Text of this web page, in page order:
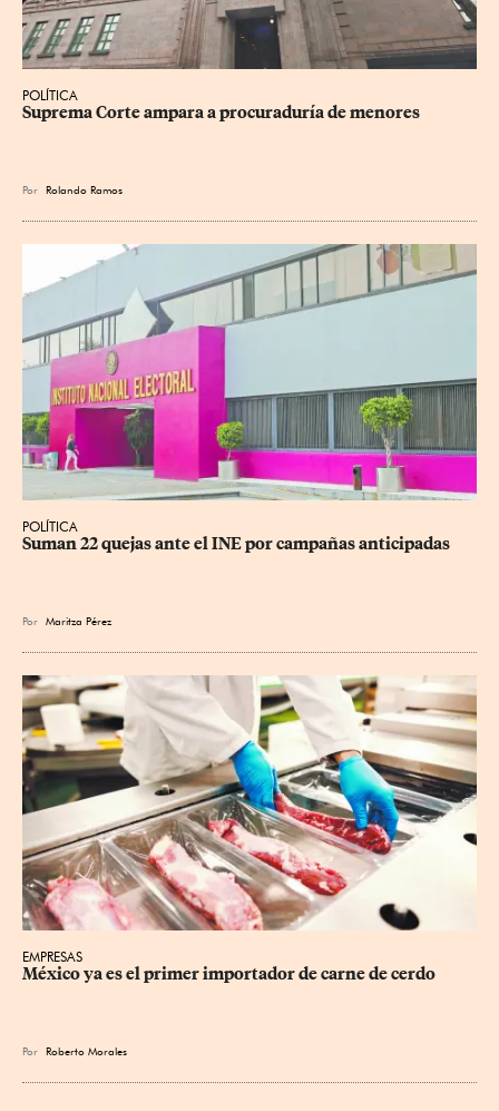
POLÍTICA
Suprema Corte ampara a procuraduría de menores
Por Rolando Ramos
POLÍTICA
Suman 22 quejas ante el INE por campañas anticipadas
Por Maritza Pérez
EMPRESAS
México ya es el primer importador de carne de cerdo
Por Roberto Morales